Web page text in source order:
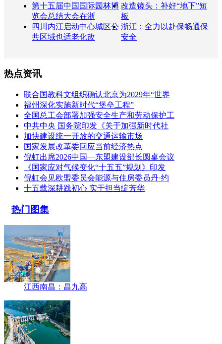
第十五届中国国际园林博
览会总结大会在浙
改造镜头：补好“地下”短
板
四川内江启动中心城区公
共区域也适老化改
浙江：全力以赴保畅通保
安全
热点资讯
联合国教科文组织确认北京为2029年“世界
福州深化实施新时代“堡垒工程”
全国总工会部署加强安全生产和劳动保护工
中共中央 国务院印发《关于加强新时代社
加快建设统一开放的交通运输市场
国家发展改革委回应当前经济热点
倪虹出席2026中国—东盟建设部长圆桌会议
《国家应对气候变化“十五五”规划》印发
倪虹会见欧盟委员会能源与住房委员丹·约
十五载深耕践初心 实干担当绽芳华
热门图集
江西南昌：昌九高